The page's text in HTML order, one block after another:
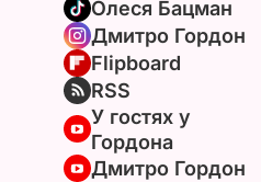
Олеся Бацман
Дмитро Гордон
Flipboard
RSS
У гостях у
Гордона
Дмитро Гордон